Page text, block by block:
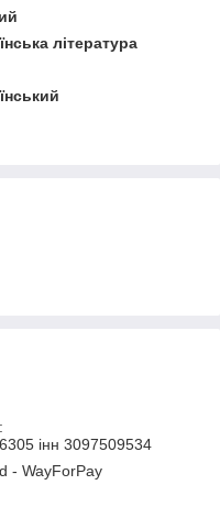
література
інн 3097509534
- WayForPay